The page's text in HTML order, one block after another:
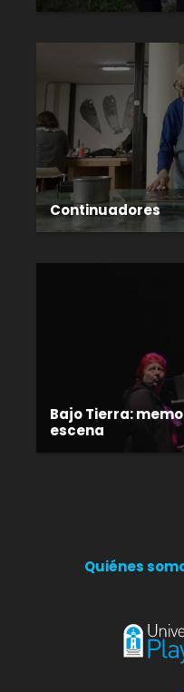
Continuadores
Bajo Tierra:
escena
Quiénes